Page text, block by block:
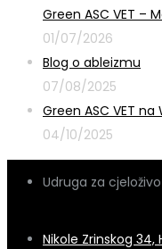
Green ASC VET –
01/07/2026
Blog o ableizmu
07/08/2025
Green ASC VET
04/10/2025
Udruga za
Nikole Zrinskog 34,